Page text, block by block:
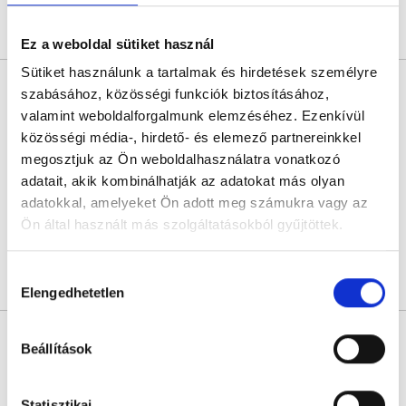
Ez a weboldal sütiket használ
Sütiket használunk a tartalmak és hirdetések személyre
szabásához, közösségi funkciók biztosításához,
valamint weboldalforgalmunk elemzéséhez. Ezenkívül
közösségi média-, hirdető- és elemező partnereinkkel
megosztjuk az Ön weboldalhasználatra vonatkozó
adatait, akik kombinálhatják az adatokat más olyan
adatokkal, amelyeket Ön adott meg számukra vagy az
Ön által használt más szolgáltatásokból gyűjtöttek.
szabályzat:https://foglaljorvost.hu/info/foglaljorvost-
kiválasztása
Elengedhetetlen
Beállítások
Nagy Bettina
Pszichológus
5.0
1 értékelés
Flow Pszichológiai és Mentálhigiénés Rendelő
Következő időpont: augusztus 14.
Profil